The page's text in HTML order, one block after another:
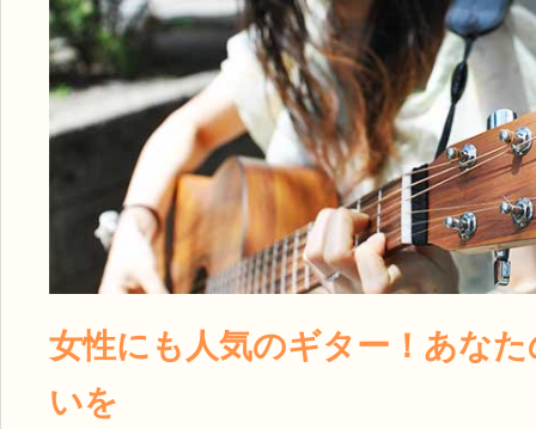
女性にも人気のギター！あな
いを